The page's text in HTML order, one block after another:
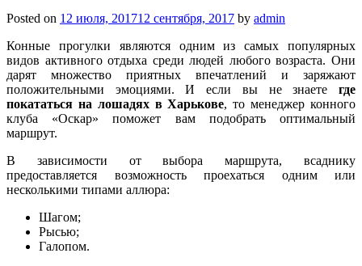
Posted on 12 июля, 201712 сентября, 2017 by admin
Конные прогулки являются одним из самых популярных
видов активного отдыха среди людей любого возраста. Они
дарят множество приятных впечатлений и заряжают
положительными эмоциями. И если вы не знаете где
покататься на лошадях в Харькове, то менеджер конного
клуба «Оскар» поможет вам подобрать оптимальный
маршрут.
В зависимости от выбора маршрута, всаднику
предоставляется возможность проехаться одним или
несколькими типами аллюра:
Шагом;
Рысью;
Галопом.